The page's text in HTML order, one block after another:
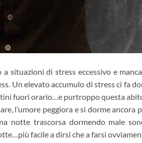
situazioni di stress eccessivo e
Un elevato accumulo di stress ci fa
fuori orario…e purtroppo questa
l’umore peggiora e si dorme ancora
notte trascorsa dormendo male
facile a dirsi che a farsi